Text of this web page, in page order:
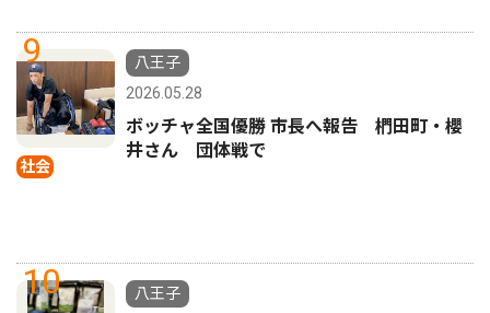
9
社会
八王子
2026.05.28
ボッチャ全国優勝 市長へ報告 椚田町・櫻
井さん 団体戦で
10
八王子